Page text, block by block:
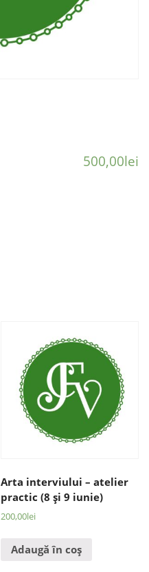
500,00lei
Arta interviului – atelier
practic (8 şi 9 iunie)
200,00lei
Adaugă în coș